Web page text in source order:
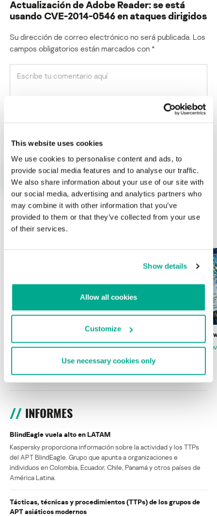
This website uses cookies
We use cookies to personalise content and ads, to
provide social media features and to analyse our traffic.
We also share information about your use of our site with
our social media, advertising and analytics partners who
may combine it with other information that you’ve
provided to them or that they’ve collected from your use
of their services.
Show details
Allow all cookies
Customize
Use necessary cookies only
Actualización de Adobe Reader: se está
usando CVE-2014-0546 en ataques dirigidos
Su dirección de correo electrónico no será publicada. Los
campos obligatorios están marcados con *
ÚLTIMAS PUBLICACIONES
Wardriving en México: preparativos para
la Copa Mundial de Fútbol 2026
Estado del
FABIO ASSOLINI MARC
INFORMES
BlindEagle vuela alto en LATAM
Kaspersky proporciona información sobre la actividad y los TTPs
del APT BlindEagle. Grupo que apunta a organizaciones e
individuos en Colombia, Ecuador, Chile, Panamá y otros países de
América Latina.
Tácticas, técnicas y procedimientos (TTPs) de los grupos de
APT asiáticos modernos